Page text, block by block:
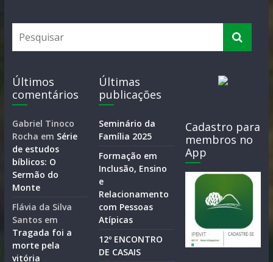
Últimos
comentários
Gabriel Tinoco
Rocha em Série
de estudos
bíblicos: O
Sermão do
Monte
Flávia da Silva
Santosem
Tragada foi a
morte pela
vitória
Últimas
publicações
Seminário da
Família 2025
Formação em
Inclusão, Ensino
e
Relacionamento
com Pessoas
Atípicas
12º ENCONTRO
DE CASAIS
Cadastro para
membros no
App